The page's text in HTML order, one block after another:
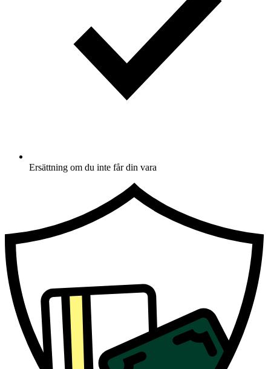
Ersättning om du inte får din vara